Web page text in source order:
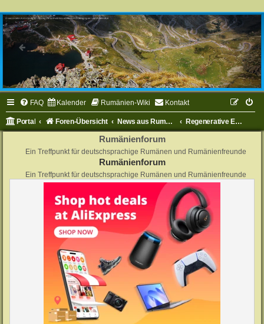
FAQ Kalender Rumänien-Wiki Kontakt
Portal Foren-Übersicht News aus Rumänien Regenerative Energien in Rumänien
Rumänienforum
Ein Treffpunkt für deutschsprachige Rumänen und Rumänienfreunde
Rumänienforum
Ein Treffpunkt für deutschsprachige Rumänen und Rumänienfreunde